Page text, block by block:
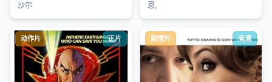
沙尔
恩,
动作片 正片 剧情片 高清